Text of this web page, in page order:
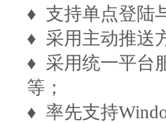
♦ 支持单点登陆
♦ 采用主动推送
♦ 采用统一平台
等；
♦ 率先支持